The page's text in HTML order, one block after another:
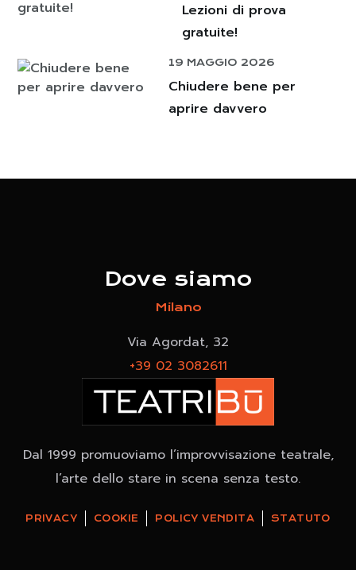
Lezioni di prova
gratuite!
19 MAGGIO 2026
Chiudere bene per
aprire davvero
Dove siamo
Milano
Via Agordat, 32
+39 02 3082611
Dal 1999 promuoviamo l’improvvisazione teatrale,
l’arte dello stare in scena senza testo.
PRIVACY COOKIE POLICY VENDITA STATUTO